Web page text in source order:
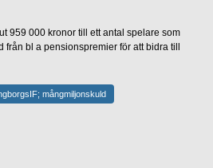
959 000 kronor till ett antal spelare som
bl a pensionspremier för att bidra till
mångmiljonskuld